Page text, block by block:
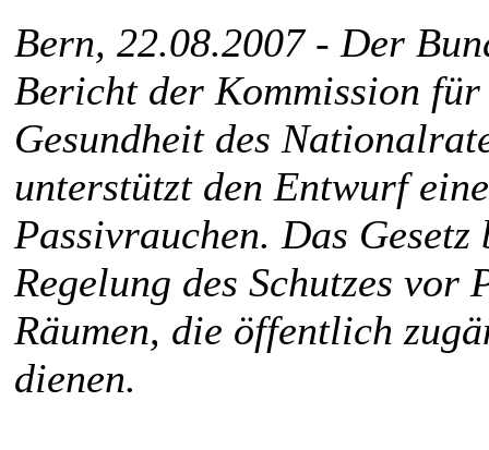
Bern, 22.08.2007 - Der
Bericht der Kommission
Gesundheit des
unterstützt den Entwurf
Passivrauchen. Das
Regelung des Schutzes vor
Räumen, die öffentlich
dienen.